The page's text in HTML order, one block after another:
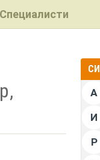
Специалисти
А
И
Р